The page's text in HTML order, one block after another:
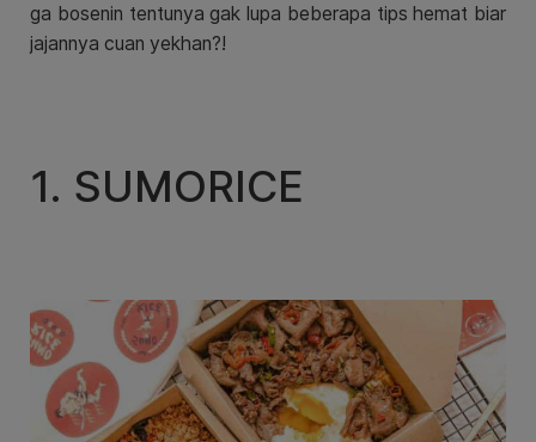
ga bosenin tentunya gak lupa beberapa tips hemat biar
jajannya cuan yekhan?!
1. SUMORICE